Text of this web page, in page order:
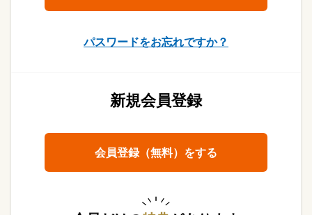
パスワードをお忘れですか？
新規会員登録
会員登録（無料）をする